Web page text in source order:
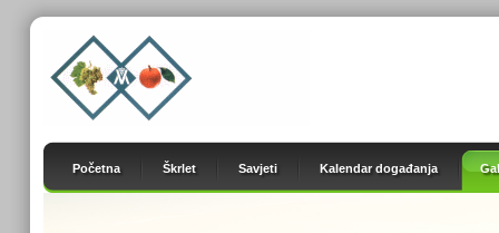
Početna Škrlet Savjeti Kalendar događanja